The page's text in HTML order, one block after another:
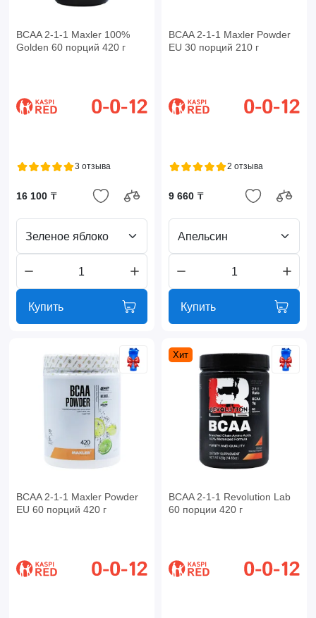
BCAA 2-1-1 Maxler 100%
Golden 60 порций 420 г
3 отзыва
16 100 ₸
Зеленое яблоко
Купить
BCAA 2-1-1 Maxler Powder
EU 30 порций 210 г
2 отзыва
9 660 ₸
Апельсин
Купить
BCAA 2-1-1 Maxler Powder
EU 60 порций 420 г
Хит
BCAA 2-1-1 Revolution Lab
60 порции 420 г